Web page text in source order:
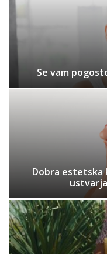
Se vam
Dobra